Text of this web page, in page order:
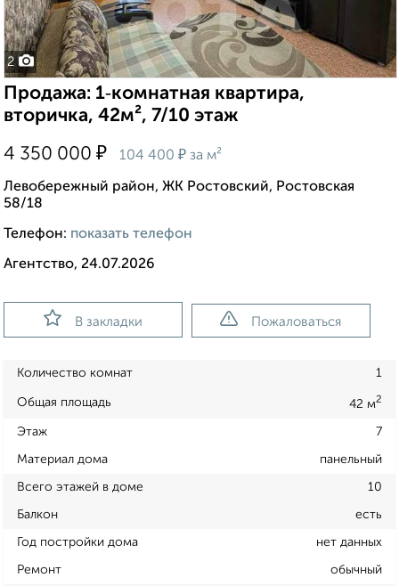
2
Продажа: 1‑комнатная квартира,
вторичка, 42м², 7/10 этаж
4 350 000 ₽ 104 400 ₽ за м²
Левобережный район, ЖК Ростовский, Ростовская
58/18
Телефон: показать телефон
Агентство, 24.07.2026
В закладки Пожаловаться
Количество комнат 1
Общая площадь 42 м2
Этаж 7
Материал дома панельный
Всего этажей в доме 10
Балкон есть
Год постройки дома нет данных
Ремонт обычный